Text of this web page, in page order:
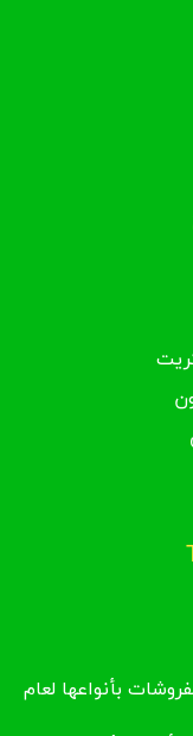
بأنواعها لعام